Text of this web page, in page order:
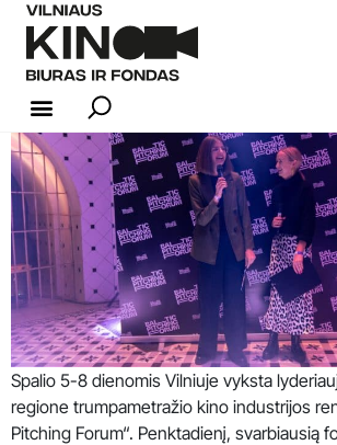
Spalio 5-8 dienomis Vilniuje vyksta
regione trumpametražio kino industrijos
Pitching Forum“. Penktadienį, svarbiausią